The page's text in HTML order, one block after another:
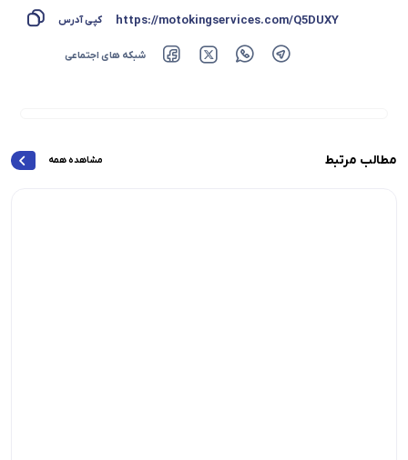
https://motokingservices.com/Q5DUXY کپی آدرس
شبکه های اجتماعی
مطالب مرتبط مشاهده همه